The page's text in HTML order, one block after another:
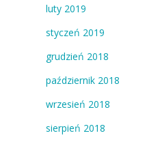
luty 2019
styczeń 2019
grudzień 2018
październik 2018
wrzesień 2018
sierpień 2018